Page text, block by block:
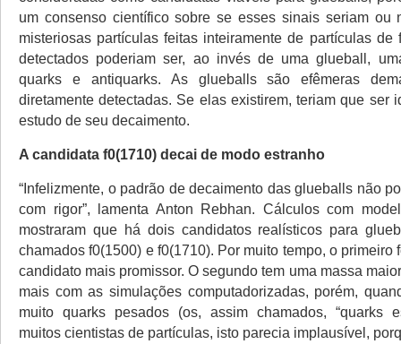
um consenso científico sobre se esses sinais seriam ou
misteriosas partículas feitas inteiramente de partículas de
detectados poderiam ser, ao invés de uma glueball,
quarks e antiquarks. As glueballs são efêmeras
diretamente detectadas. Se elas existirem, teriam que ser
estudo de seu decaimento.
A candidata f0(1710) decai de modo estranho
“Infelizmente, o padrão de decaimento das glueballs não
com rigor”, lamenta Anton Rebhan. Cálculos com
mostraram que há dois candidatos realísticos para
chamados f0(1500) e f0(1710). Por muito tempo, o primeiro
candidato mais promissor. O segundo tem uma massa
mais com as simulações computadorizadas, porém,
muito quarks pesados (os, assim chamados, “quarks
muitos cientistas de partículas, isto parecia implausível,